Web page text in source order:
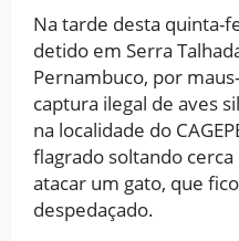
Na tarde desta quinta-
detido em Serra
Pernambuco, por
captura ilegal de aves
na localidade do
flagrado soltando
atacar um gato, que
despedaçado.